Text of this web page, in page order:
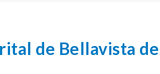
de Bellavista